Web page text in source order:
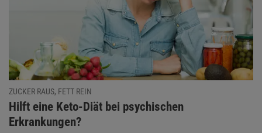
ZUCKER RAUS, FETT REIN
:
Hilft eine Keto-Diät bei psychischen
Erkrankungen?